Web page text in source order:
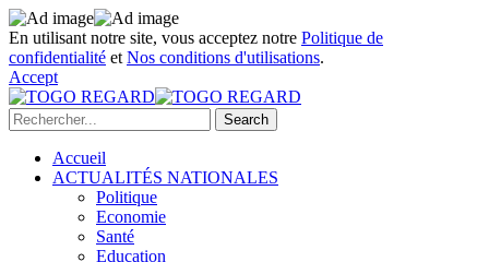
En utilisant notre site, vous acceptez notre Politique de
confidentialité et Nos conditions d'utilisations.
Accept
Accueil
ACTUALITÉS NATIONALES
Politique
Economie
Santé
Education